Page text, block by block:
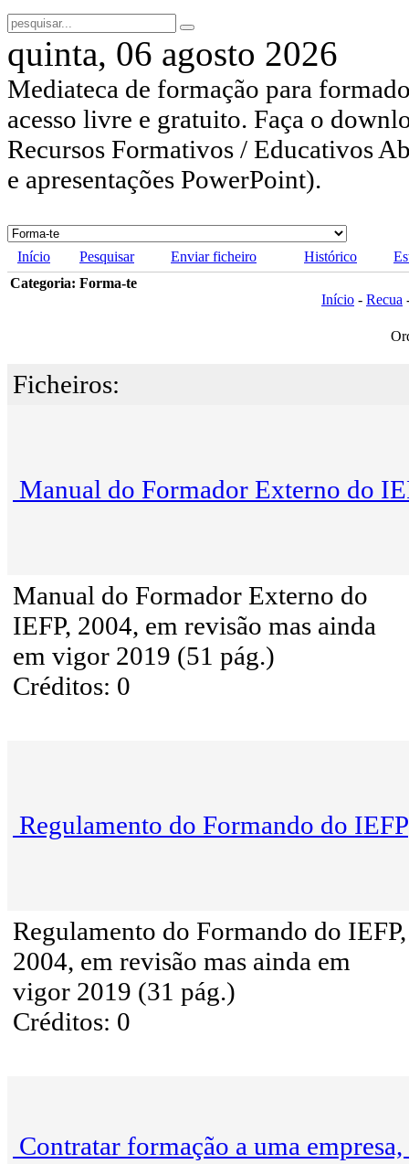
quinta, 06 agosto 2026
Mediateca de formação para
acesso livre e gratuito. Faça o
Recursos Formativos / Educativos
e apresentações PowerPoint).
Início Pesquisar Enviar ficheiro Histórico
Categoria: Forma-te
Início - Recua
Ficheiros:
Manual do Formador Externo do
Manual do Formador Externo do
IEFP, 2004, em revisão mas ainda
em vigor 2019 (51 pág.)
Créditos: 0
Regulamento do Formando do IEFP
Regulamento do Formando do IEFP,
2004, em revisão mas ainda em
vigor 2019 (31 pág.)
Créditos: 0
Contratar formação a uma